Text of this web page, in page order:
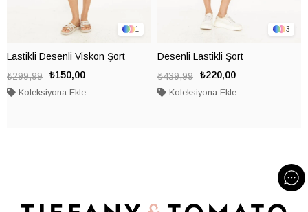
1
Lastikli Desenli Viskon Şort
₺150,00
₺299,99
Koleksiyona Ekle
3
Desenli Lastikli Şort
₺220,00
₺439,99
Koleksiyona Ekle